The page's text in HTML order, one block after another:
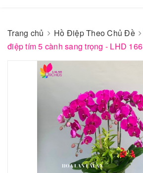
Trang chủ Hồ Điệp Theo Chủ Đề
điệp tím 5 cành sang trọng - LHD 166